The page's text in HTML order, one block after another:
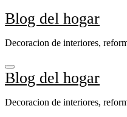
Ir
al
Blog del hogar
Decoracion de interiores,
Blog del hogar
Decoracion de interiores,